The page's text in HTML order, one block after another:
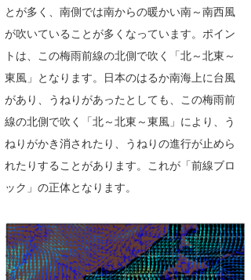
とが多く、南側では南からの暖かい南～南西風
が吹いていることが多くなっています。ポイン
トは、この梅雨前線の北側で吹く「北～北東～
東風」となります。日本のはるか南海上に台風
があり、うねりがあったとしても、この梅雨前
線の北側で吹く「北～北東～東風」により、う
ねりがかき消されたり、うねりの進行が止めら
れたりすることがあります。これが「前線ブロ
ック」の正体となります。